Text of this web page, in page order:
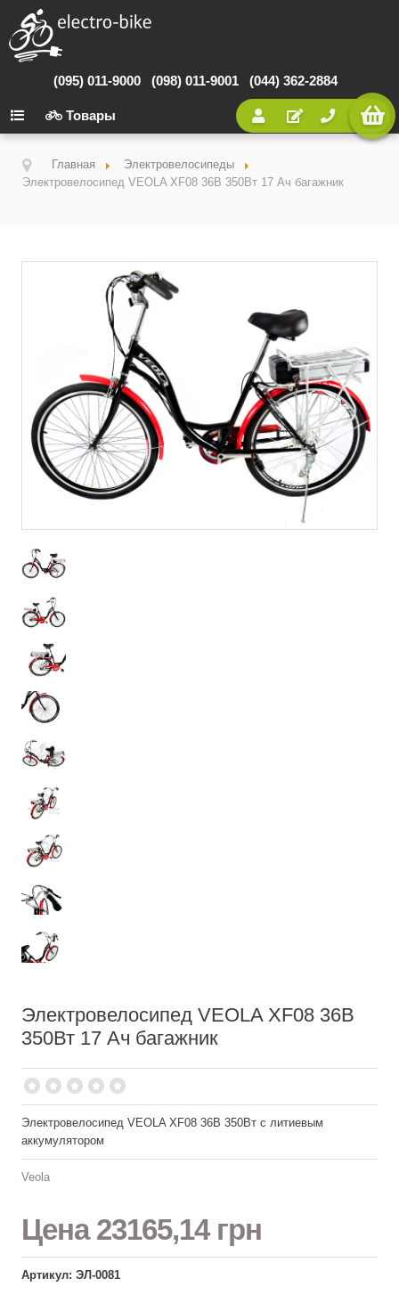
(095) 011-9000 (098) 011-9001 (044) 362-2884
Товары
Главная
Электровелосипеды
Электровелосипед VEOLA XF08 36В 350Вт 17 Ач багажник
Электровелосипед VEOLA XF08 36В
350Вт 17 Ач багажник
Электровелосипед VEOLA XF08 36В 350Вт с литиевым
аккумулятором
Veola
Цена23165,14 грн
Артикул: ЭЛ-0081